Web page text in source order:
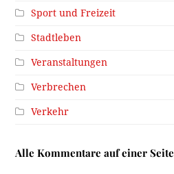
Sport und Freizeit
Stadtleben
Veranstaltungen
Verbrechen
Verkehr
Alle Kommentare auf einer Seite